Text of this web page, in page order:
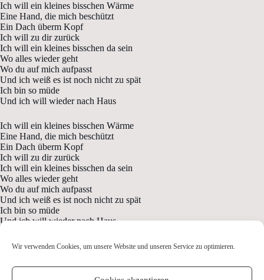
Wir verwenden Cookies, um unsere Website und unseren Service zu optimieren.
Ich will ein kleines bisschen Wärme
Eine Hand, die mich beschützt
Ein Dach überm Kopf
Ich will zu dir zurück
Ich will ein kleines bisschen da sein
Wo alles wieder geht
Wo du auf mich aufpasst
Und ich weiß es ist noch nicht zu spät
Ich bin so müde
Und ich will wieder nach Haus
Ich will ein kleines bisschen Wärme
Eine Hand, die mich beschützt
Ein Dach überm Kopf
Ich will zu dir zurück
Ich will ein kleines bisschen da sein
Wo alles wieder geht
Wo du auf mich aufpasst
Und ich weiß es ist noch nicht zu spät
Ich bin so müde
Und ich will wieder nach Haus